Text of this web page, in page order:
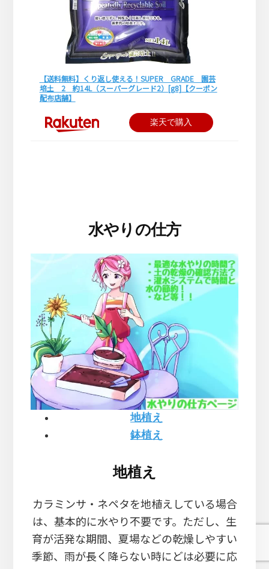
【送料無料】くり返し使える！SUPER GRADE 園芸
培土 2 約14L（スーパーグレード2）[g8]【クーポン
配布店舗】
楽天で購入
水やりの仕方
地植え
鉢植え
地植え
カラミンサ・ネペタを地植えしている場合
は、基本的に水やり不要です。ただし、生
育が活発な期間、夏場などの乾燥しやすい
季節、雨が長く降らない時にどは必要に応